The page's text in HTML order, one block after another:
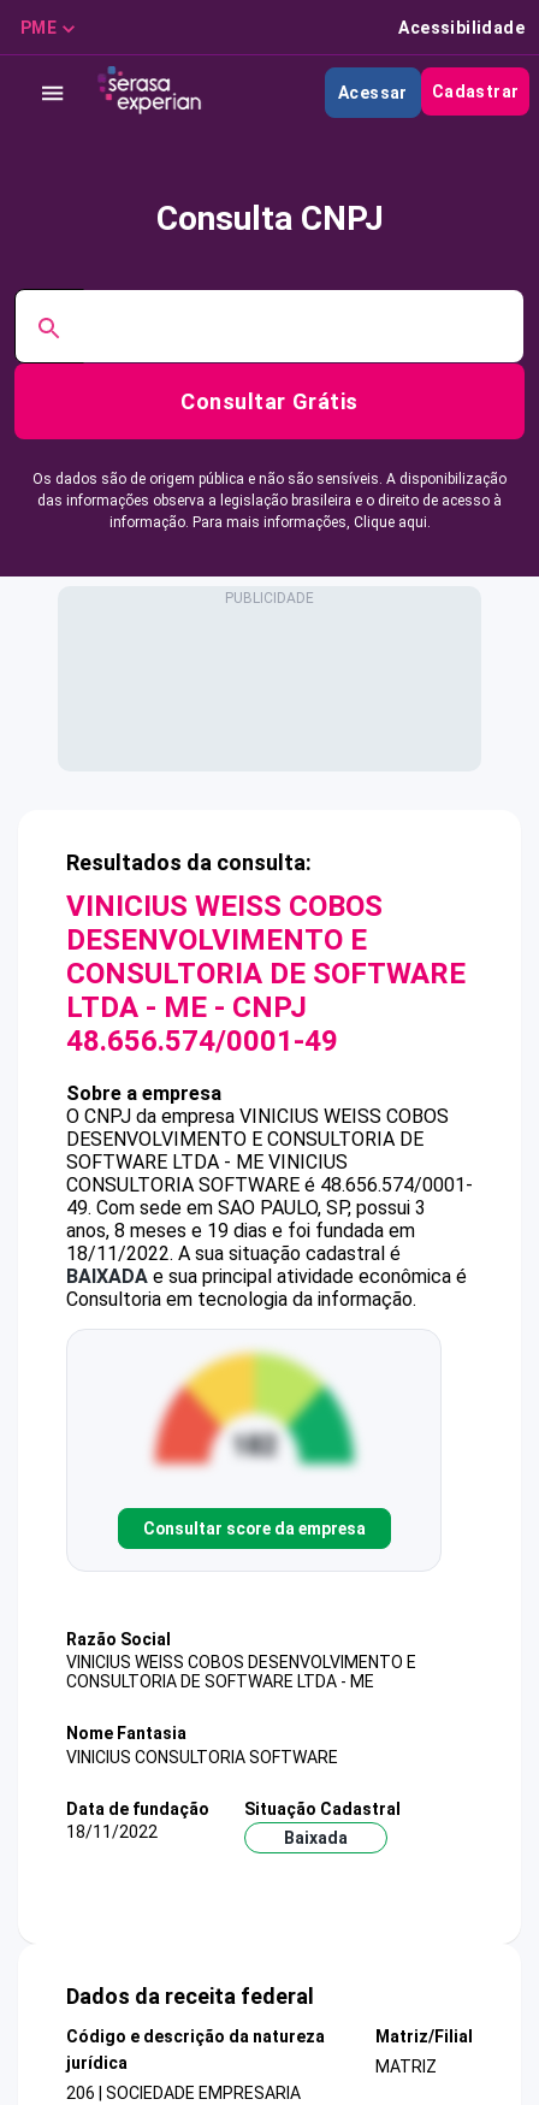
PME Acessibilidade
Acessar Cadastrar
Consulta CNPJ
Consultar Grátis
Os dados são de origem pública e não são sensíveis. A disponibilização
das informações observa a legislação brasileira e o direito de acesso à
informação. Para mais informações, Clique aqui.
Resultados da consulta:
VINICIUS WEISS COBOS
DESENVOLVIMENTO E
CONSULTORIA DE SOFTWARE
LTDA - ME - CNPJ
48.656.574/0001-49
Sobre a empresa
O CNPJ da empresa VINICIUS WEISS COBOS
DESENVOLVIMENTO E CONSULTORIA DE
SOFTWARE LTDA - ME VINICIUS
CONSULTORIA SOFTWARE é 48.656.574/0001-
49. Com sede em SAO PAULO, SP, possui 3
anos, 8 meses e 19 dias e foi fundada em
18/11/2022. A sua situação cadastral é
BAIXADA e sua principal atividade econômica é
Consultoria em tecnologia da informação.
Consultar score da empresa
Razão Social
VINICIUS WEISS COBOS DESENVOLVIMENTO E
CONSULTORIA DE SOFTWARE LTDA - ME
Nome Fantasia
VINICIUS CONSULTORIA SOFTWARE
Data de fundação
18/11/2022
Situação Cadastral
Baixada
Dados da receita federal
Código e descrição da natureza
jurídica
206 | SOCIEDADE EMPRESARIA
Matriz/Filial
MATRIZ